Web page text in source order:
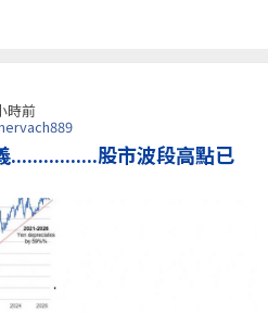
時前
................股市波段高點已